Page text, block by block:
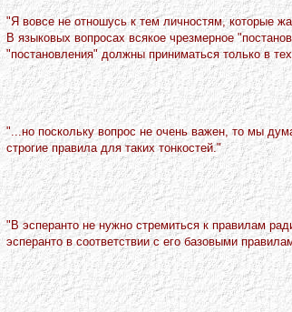
"Я вовсе не отношусь к тем личностям, которые
В языковых вопросах всякое чрезмерное
"постановления" должны приниматься только в
"...но поскольку вопрос не очень важен, то мы
строгие правила для таких тонкостей."
"В эсперанто не нужно стремиться к правилам
эсперанто в соответствии с его базовыми